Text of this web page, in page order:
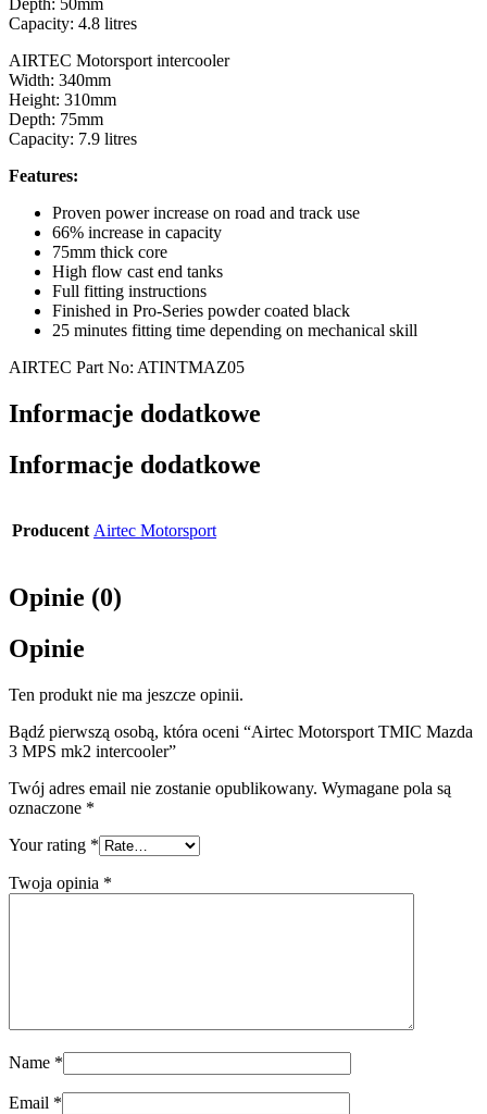
Capacity: 4.8 litres
AIRTEC Motorsport intercooler
Width: 340mm
Height: 310mm
Depth: 75mm
Capacity: 7.9 litres
Features:
Proven power increase on road and track use
66% increase in capacity
75mm thick core
High flow cast end tanks
Full fitting instructions
Finished in Pro-Series powder coated black
25 minutes fitting time depending on mechanical skill
AIRTEC Part No: ATINTMAZ05
Informacje dodatkowe
Informacje dodatkowe
Producent Airtec Motorsport
Opinie (0)
Opinie
Ten produkt nie ma jeszcze opinii.
Bądź pierwszą osobą, która oceni “Airtec Motorsport TMIC Mazda
3 MPS mk2 intercooler”
Twój adres email nie zostanie opublikowany. Wymagane pola są
oznaczone *
Your rating *
Twoja opinia *
Name *
Email *